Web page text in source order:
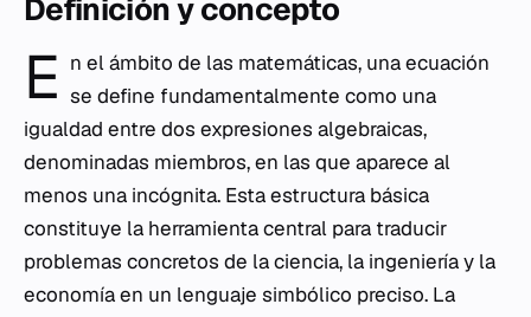
Definición y concepto
E n el ámbito de las matemáticas, una ecuación
se define fundamentalmente como una
igualdad entre dos expresiones algebraicas,
denominadas miembros, en las que aparece al
menos una incógnita. Esta estructura básica
constituye la herramienta central para traducir
problemas concretos de la ciencia, la ingeniería y la
economía en un lenguaje simbólico preciso. La